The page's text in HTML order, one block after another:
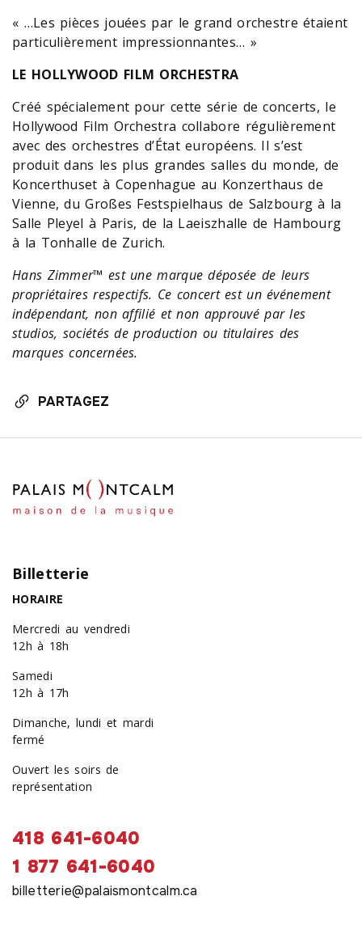
« …Les pièces jouées par le grand orchestre étaient
particulièrement impressionnantes… »
LE HOLLYWOOD FILM ORCHESTRA
Créé spécialement pour cette série de concerts, le
Hollywood Film Orchestra collabore régulièrement
avec des orchestres d’État européens. Il s’est
produit dans les plus grandes salles du monde, de
Koncerthuset à Copenhague au Konzerthaus de
Vienne, du Großes Festspielhaus de Salzbourg à la
Salle Pleyel à Paris, de la Laeiszhalle de Hambourg
à la Tonhalle de Zurich.
Hans Zimmer™ est une marque déposée de leurs
propriétaires respectifs. Ce concert est un événement
indépendant, non affilié et non approuvé par les
studios, sociétés de production ou titulaires des
marques concernées.
PARTAGEZ
Billetterie
HORAIRE
Mercredi au vendredi
12h à 18h
Samedi
12h à 17h
Dimanche, lundi et mardi
fermé
Ouvert les soirs de
représentation
418 641-6040
1 877 641-6040
billetterie@palaismontcalm.ca